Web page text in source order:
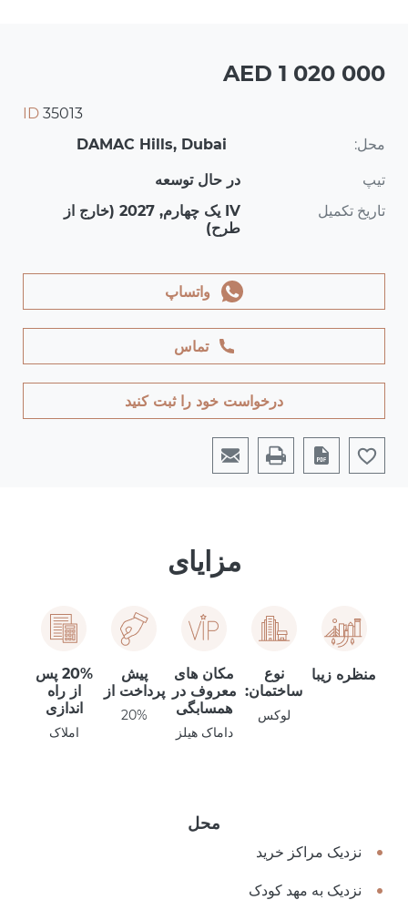
AED 1 020 000
ID 35013
محل:
DAMAC Hills, Dubai
تیپ
در حال توسعه
تاریخ تکمیل
IV یک چهارم, 2027 (خارج از
طرح)
تماس
واتساپ
درخواست خود را ثبت کنید
مزایای
منظره زیبا
نوع
ساختمان:
لوکس
مکان های
معروف در
همسابگی
داماک هیلز
پیش
پرداخت از
20%
20% پس
از راه
اندازی
املاک
محل
نزدیک مراکز خرید
نزدیک به مهد کودک